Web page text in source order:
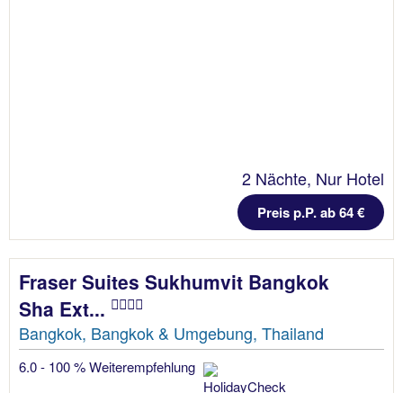
2 Nächte, Nur Hotel
Preis p.P. ab 64 €
Fraser Suites Sukhumvit Bangkok
Sha Ext...
Bangkok, Bangkok & Umgebung, Thailand
6.0 - 100 % Weiterempfehlung